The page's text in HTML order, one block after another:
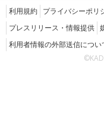
利用規約 プライバシーポリ
プレスリリース・情報提供
利用者情報の外部送信につい